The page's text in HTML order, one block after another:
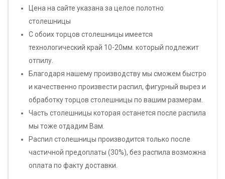
Цена на сайте указана за целое полотно
столешницы
С обоих торцов столешницы имеется
технологический край 10-20мм. который подлежит
отпилу.
Благодаря нашему производству мы сможем быстро
и качественно произвести распил, фигурный вырез и
обработку торцов столешницы по вашим размерам.
Часть столешницы которая останется после распила
мы тоже отдадим Вам.
Распил столешницы производится только после
частичной предоплаты (30%), без распила возможна
оплата по факту доставки.